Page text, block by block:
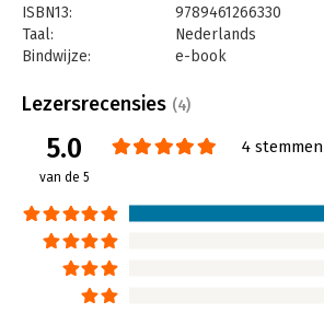
ISBN13:
9789461266330
Taal:
Nederlands
Bindwijze:
e-book
Bestandsformaat:
epub
Uitgever:
Uitgeverij Haystack
Verschijningsdatum:
Hoofdrubriek:
Lezersrecensies (4)
5.0
van de 5
4 stemmen